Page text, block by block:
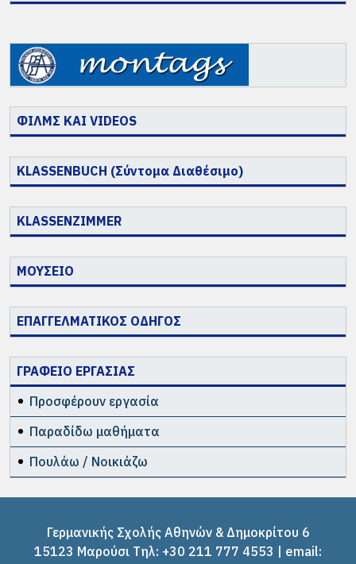
ΦΙΛΜΣ ΚΑΙ VIDEOS
KLASSENBUCH (Σύντομα Διαθέσιμο)
KLASSENZIMMER
ΜΟΥΣΕΙΟ
ΕΠΑΓΓΕΛΜΑΤΙΚΟΣ ΟΔΗΓΟΣ
ΓΡΑΦΕΙΟ ΕΡΓΑΣΙΑΣ
Προσφέρουν εργασία
Παραδίδω μαθήματα
Πουλάω / Νοικιάζω
Γερμανικής Σχολής Αθηνών & Δημοκρίτου 6
15123 Μαρούσι Tηλ: +30 211 777 4553 | email: